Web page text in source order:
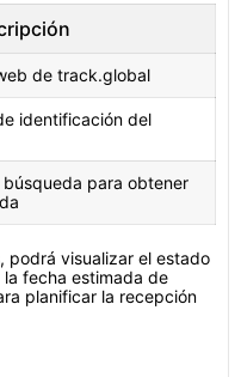
de track.global
identificación del
para obtener
podrá visualizar el estado
fecha estimada de
planificar la recepción